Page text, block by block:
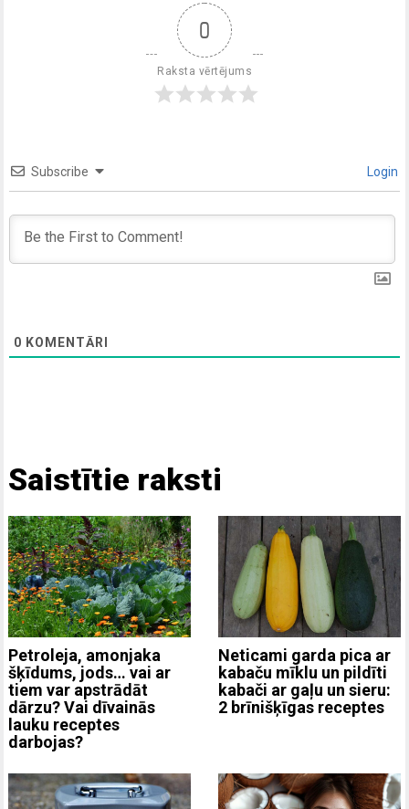
0
Raksta vērtējums
Subscribe Login
0 KOMENTĀRI
Saistītie raksti
Petroleja, amonjaka
šķīdums, jods… vai ar
tiem var apstrādāt
dārzu? Vai dīvainās
lauku receptes
darbojas?
Neticami garda pica ar
kabaču mīklu un pildīti
kabači ar gaļu un sieru:
2 brīnišķīgas receptes